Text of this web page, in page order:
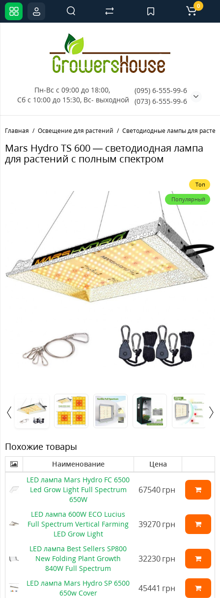
Пн-Вс с 09:00 до 18:00,
Сб с 10:00 до 15:30, Вс- выходной
(095) 6-555-99-6
(073) 6-555-99-6
0
Главная Освещение для растений Светодиодные лампы для
Mars Hydro TS 600 — светодиодная лампа
для растений с полным спектром
Топ
Популярный
Похожие товары
Наименование
Цена
LED лампа Mars Hydro FC 6500
Led Grow Light Full Spectrum
650W
67540грн
LED лампа 600W ECO Lucius
Full Spectrum Vertical Farming
LED Grow Light
39270грн
LED лампа Best Sellers SP800
New Folding Plant Growth
840W Full Spectrum
32230грн
LED лампа Mars Hydro SP 6500
650w Cover
45441 грн